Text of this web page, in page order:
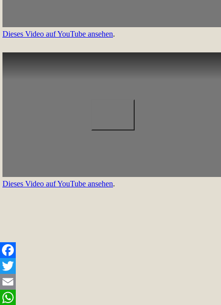
Dieses Video auf YouTube ansehen.
Dieses Video auf YouTube ansehen.
Facebook
Twitter
Email